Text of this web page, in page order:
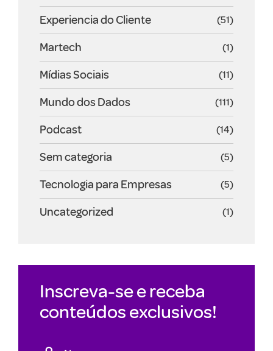
Experiencia do Cliente (51)
Martech (1)
Mídias Sociais (11)
Mundo dos Dados (111)
Podcast (14)
Sem categoria (5)
Tecnologia para Empresas (5)
Uncategorized (1)
Inscreva-se e receba
conteúdos exclusivos!